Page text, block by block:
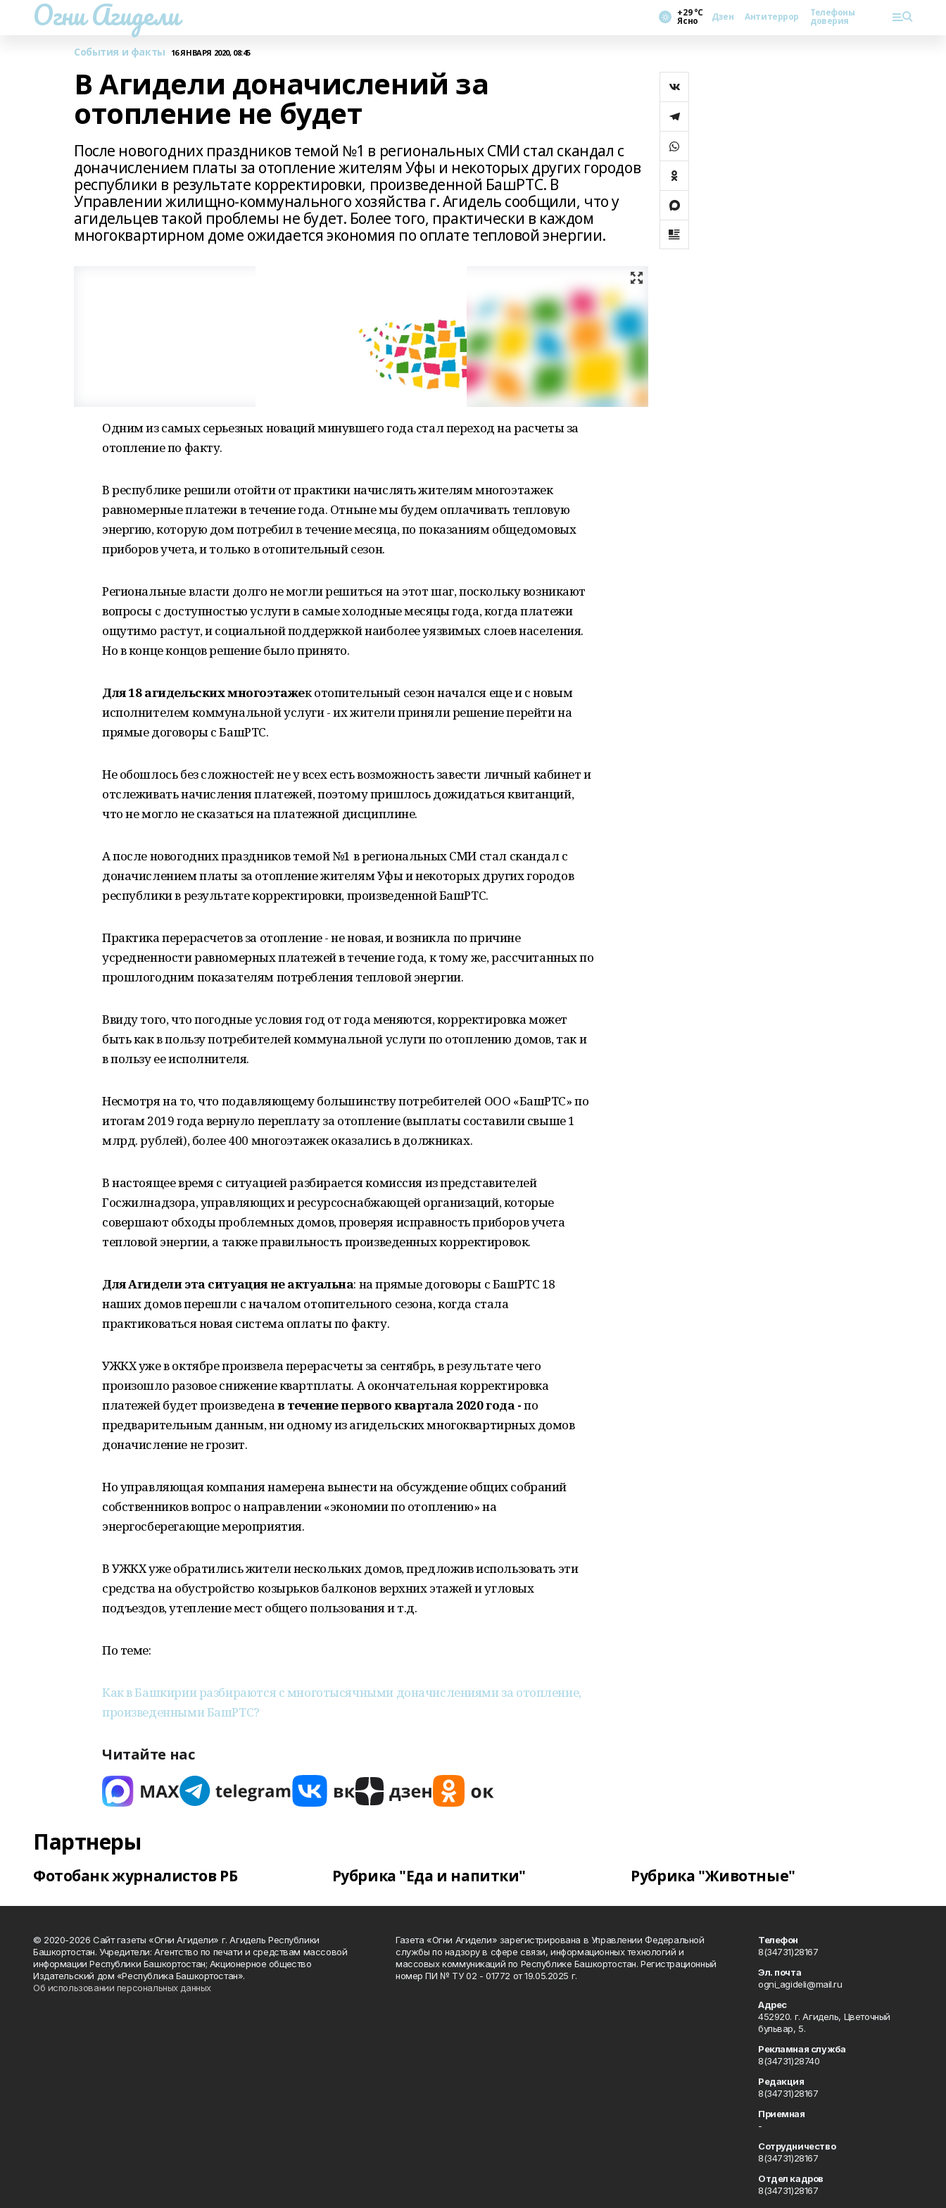
Огни Агидели +29 °С
Ясно Дзен Антитеррор Телефоны
доверия
События и факты 16 ЯНВАРЯ 2020, 08:45
В Агидели доначислений за
отопление не будет
После новогодних праздников темой №1 в региональных СМИ стал скандал с
доначислением платы за отопление жителям Уфы и некоторых других городов
республики в результате корректировки, произведенной БашРТС. В
Управлении жилищно-коммунального хозяйства г. Агидель сообщили, что у
агидельцев такой проблемы не будет. Более того, практически в каждом
многоквартирном доме ожидается экономия по оплате тепловой энергии.
Одним из самых серьезных новаций минувшего года стал переход на расчеты за
отопление по факту.
В республике решили отойти от практики начислять жителям многоэтажек
равномерные платежи в течение года. Отныне мы будем оплачивать тепловую
энергию, которую дом потребил в течение месяца, по показаниям общедомовых
приборов учета, и только в отопительный сезон.
Региональные власти долго не могли решиться на этот шаг, поскольку возникают
вопросы с доступностью услуги в самые холодные месяцы года, когда платежи
ощутимо растут, и социальной поддержкой наиболее уязвимых слоев населения.
Но в конце концов решение было принято.
Для 18 агидельских многоэтажек отопительный сезон начался еще и с новым
исполнителем коммунальной услуги - их жители приняли решение перейти на
прямые договоры с БашРТС.
Не обошлось без сложностей: не у всех есть возможность завести личный кабинет и
отслеживать начисления платежей, поэтому пришлось дожидаться квитанций,
что не могло не сказаться на платежной дисциплине.
А после новогодних праздников темой №1 в региональных СМИ стал скандал с
доначислением платы за отопление жителям Уфы и некоторых других городов
республики в результате корректировки, произведенной БашРТС.
Практика перерасчетов за отопление - не новая, и возникла по причине
усредненности равномерных платежей в течение года, к тому же, рассчитанных по
прошлогодним показателям потребления тепловой энергии.
Ввиду того, что погодные условия год от года меняются, корректировка может
быть как в пользу потребителей коммунальной услуги по отоплению домов, так и
в пользу ее исполнителя.
Несмотря на то, что подавляющему большинству потребителей ООО «БашРТС» по
итогам 2019 года вернуло переплату за отопление (выплаты составили свыше 1
млрд. рублей), более 400 многоэтажек оказались в должниках.
В настоящее время с ситуацией разбирается комиссия из представителей
Госжилнадзора, управляющих и ресурсоснабжающей организаций, которые
совершают обходы проблемных домов, проверяя исправность приборов учета
тепловой энергии, а также правильность произведенных корректировок.
Для Агидели эта ситуация не актуальна: на прямые договоры с БашРТС 18
наших домов перешли с началом отопительного сезона, когда стала
практиковаться новая система оплаты по факту.
УЖКХ уже в октябре произвела перерасчеты за сентябрь, в результате чего
произошло разовое снижение квартплаты. А окончательная корректировка
платежей будет произведенав течение первого квартала 2020 года -по
предварительным данным, ни одному из агидельских многоквартирных домов
доначисление не грозит.
Но управляющая компания намерена вынести на обсуждение общих собраний
собственников вопрос о направлении «экономии по отоплению» на
энергосберегающие мероприятия.
В УЖКХ уже обратились жители нескольких домов, предложив использовать эти
средства на обустройство козырьков балконов верхних этажей и угловых
подъездов, утепление мест общего пользования и т.д.
По теме:
Как в Башкирии разбираются с многотысячными доначислениями за отопление,
произведенными БашРТС?
Читайте нас
Партнеры
Фотобанк журналистов РБ Рубрика "Еда и напитки" Рубрика "Животные"
© 2020-2026 Сайт газеты «Огни Агидели» г. Агидель Республики
Башкортостан. Учредители: Агентство по печати и средствам массовой
информации Республики Башкортостан; Акционерное общество
Издательский дом «Республика Башкортостан».
Об использовании персональных данных
Газета «Огни Агидели» зарегистрирована в Управлении Федеральной
службы по надзору в сфере связи, информационных технологий и
массовых коммуникаций по Республике Башкортостан. Регистрационный
номер ПИ № ТУ 02 - 01772 от 19.05.2025 г.
Телефон
8(34731)28167
Эл. почта
ogni_agideli@mail.ru
Адрес
452920. г. Агидель, Цветочный
бульвар, 5.
Рекламная служба
8(34731)28740
Редакция
8(34731)28167
Приемная
-
Сотрудничество
8(34731)28167
Отдел кадров
8(34731)28167